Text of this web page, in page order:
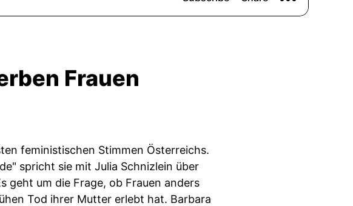
Frauen
feministischen Stimmen Österreichs.
spricht sie mit Julia Schnizlein über
geht um die Frage, ob Frauen anders
Tod ihrer Mutter erlebt hat. Barbara